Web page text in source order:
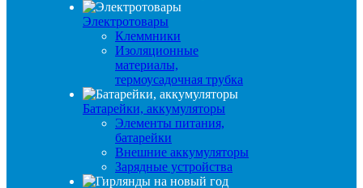
Электротовары
Клеммники
Изоляционные
материалы,
термоусадочная трубка
Батарейки, аккумуляторы
Элементы питания,
батарейки
Внешние аккумуляторы
Зарядные устройства